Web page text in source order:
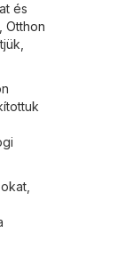
és
Otthon